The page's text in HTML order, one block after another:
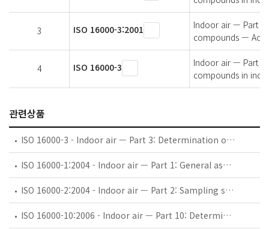
3 ISO 16000-3:2001
Indoor air — Part
compounds —
4 ISO 16000-3
Indoor air — Part
compounds in
관련상품
ISO 16000-3 - Indoor air — Part 3: Determination of formaldehyde and other carbonyl compounds in indoor air and test chamber air — Active sampling method
ISO 16000-1:2004 - Indoor air — Part 1: General aspects of sampling strategy
ISO 16000-2:2004 - Indoor air — Part 2: Sampling strategy for formaldehyde
ISO 16000-10:2006 - Indoor air — Part 10: Determination of the emission of volatile organic compounds from building products and furnishing — Emission test cell method